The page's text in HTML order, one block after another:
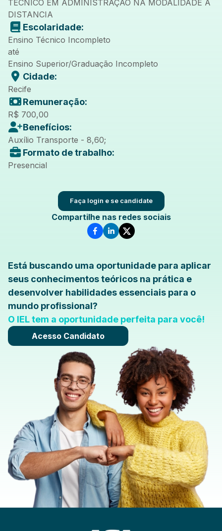
TECNICO EM ADMINISTRAÇÃO NA MODALIDADE A
DISTANCIA
Escolaridade:
Ensino Técnico Incompleto
até
Ensino Superior/Graduação Incompleto
Cidade:
Recife
Remuneração:
R$ 700,00
Benefícios:
Auxílio Transporte - 8,60;
Formato de trabalho:
Presencial
Faça login e se candidate
Compartilhe nas redes sociais
Está buscando uma oportunidade para aplicar
seus conhecimentos teóricos na prática e
desenvolver habilidades essenciais para o
mundo profissional?
O IEL tem a oportunidade perfeita para você!
Acesso Candidato